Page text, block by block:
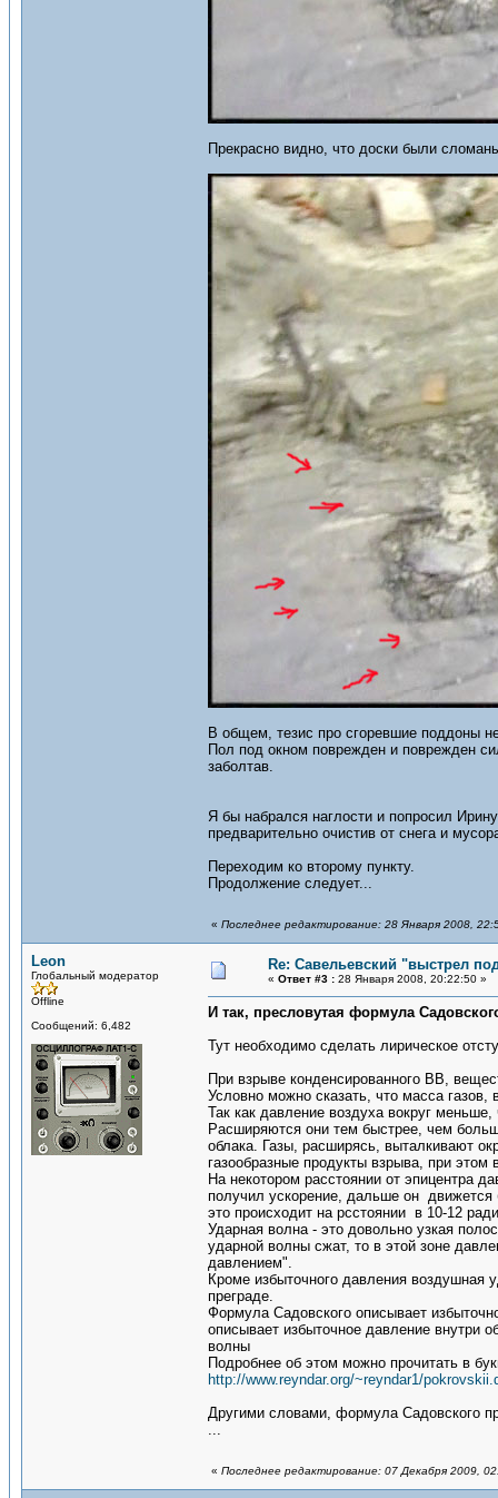
Прекрасно видно, что доски были
В общем, тезис про сгоревшие поддоны
Пол под окном поврежден и поврежден
заболтав.
Я бы набрался наглости и попросил
предварительно очистив от снега и
Переходим ко второму пункту.
Продолжение следует...
« Последнее редактирование: 28 Января 2008,
Leon
Глобальный модератор
Offline
Сообщений: 6,482
Re: Савельевский "выстрел
« Ответ #3 : 28 Января 2008, 20:22:50 »
И так, пресловутая формула
Тут необходимо сделать лирическое
При взрыве конденсированного ВВ,
Условно можно сказать, что масса
Так как давление воздуха вокруг
Расширяются они тем быстрее, чем
облака. Газы, расширясь, выталкивают
газообразные продукты взрыва, при этом
На некотором расстоянии от эпицентра
получил ускорение, дальше он
это происходит на рсстоянии в 10-12
Ударная волна - это довольно узкая
ударной волны сжат, то в этой зоне
давлением".
Кроме избыточного давления воздушная
преграде.
Формула Садовского описывает
описывает избыточное давление внутри
волны
Подробнее об этом можно прочитать в
http://www.reyndar.org/~reyndar1/
Другими словами, формула Садовского
...
« Последнее редактирование: 07 Декабря 2009,